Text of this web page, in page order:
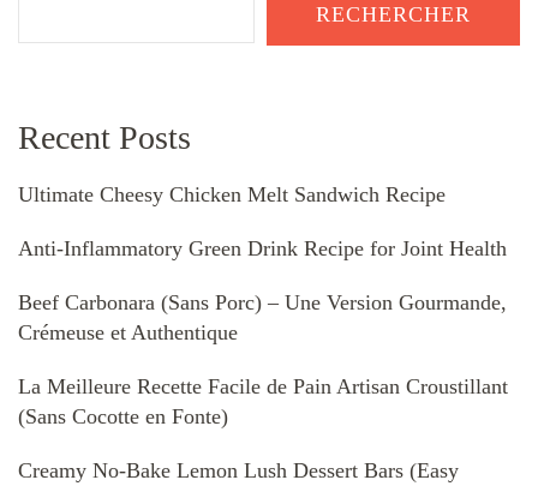
RECHERCHER
Recent Posts
Ultimate Cheesy Chicken Melt Sandwich Recipe
Anti-Inflammatory Green Drink Recipe for Joint Health
Beef Carbonara (Sans Porc) – Une Version Gourmande,
Crémeuse et Authentique
La Meilleure Recette Facile de Pain Artisan Croustillant
(Sans Cocotte en Fonte)
Creamy No-Bake Lemon Lush Dessert Bars (Easy